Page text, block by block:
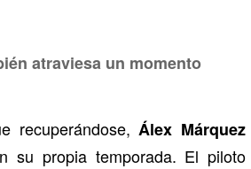
atraviesa un momento
recuperándose, Álex Márquez
su propia temporada. El piloto